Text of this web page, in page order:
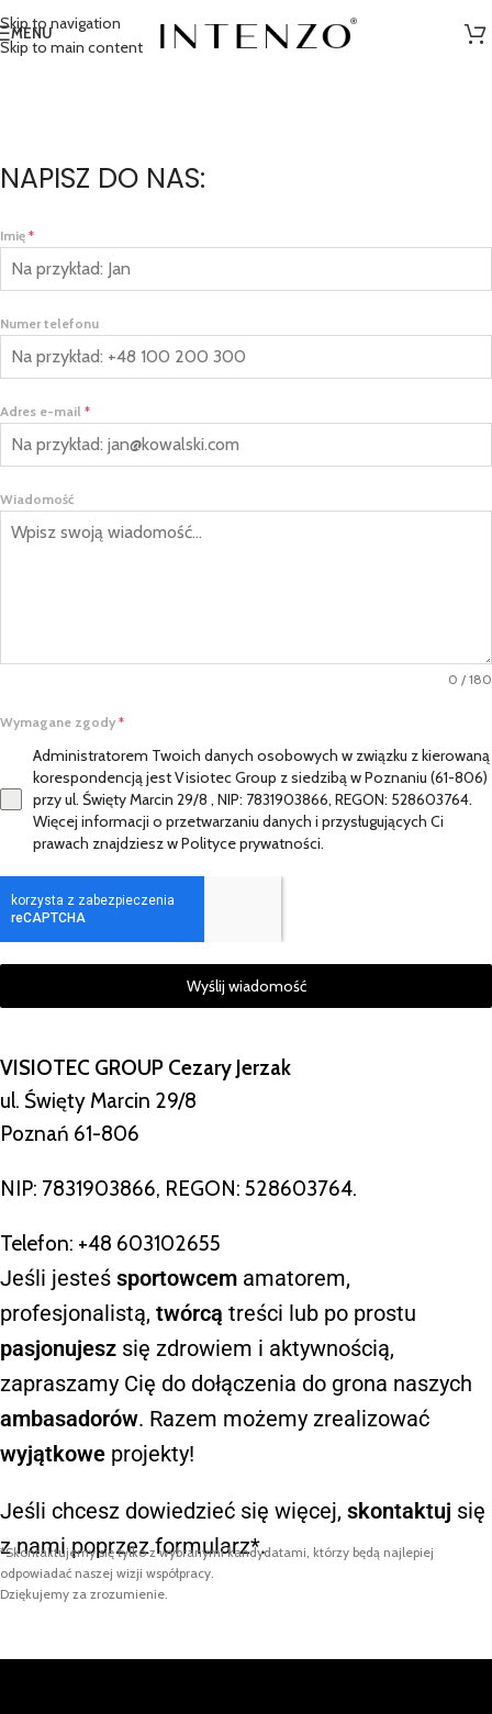
Skip to navigation
Skip to main content
MENU
NAPISZ DO NAS:
Imię *
Numer telefonu
Adres e-mail *
Wiadomość
0 / 180
Wymagane zgody *
Administratorem Twoich danych osobowych w związku z kierowaną
korespondencją jest Visiotec Group z siedzibą w Poznaniu (61-806)
przy ul. Święty Marcin 29/8 , NIP: 7831903866, REGON: 528603764.
Więcej informacji o przetwarzaniu danych i przysługujących Ci
prawach znajdziesz w Polityce prywatności.
Wyślij wiadomość
VISIOTEC GROUP Cezary Jerzak
ul. Święty Marcin 29/8
Poznań 61-806
NIP: 7831903866, REGON: 528603764.
Telefon: +48 603102655
Jeśli jesteś sportowcem amatorem,
profesjonalistą, twórcą treści lub po prostu
pasjonujesz się zdrowiem i aktywnością,
zapraszamy Cię do dołączenia do grona naszych
ambasadorów. Razem możemy zrealizować
wyjątkowe projekty!
Jeśli chcesz dowiedzieć się więcej, skontaktuj się
z nami poprzez formularz*.
*Skontaktujemy się tylko z wybranymi kandydatami, którzy będą najlepiej
odpowiadać naszej wizji współpracy.
Dziękujemy za zrozumienie.